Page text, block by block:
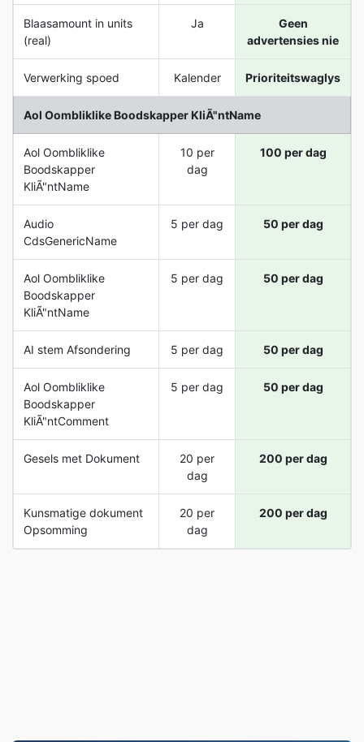
Blaasamount in units
(real)
Ja
Geen
advertensies nie
Verwerking spoed Kalender Prioriteitswaglys
Aol Oombliklike Boodskapper KliÃ"ntName
Aol Oombliklike
Boodskapper
KliÃ"ntName
10 per
dag
100 per dag
Audio
CdsGenericName
5 per dag 50 per dag
Aol Oombliklike
Boodskapper
KliÃ"ntName
5 per dag 50 per dag
AI stem Afsondering 5 per dag 50 per dag
Aol Oombliklike
Boodskapper
KliÃ"ntComment
5 per dag 50 per dag
Gesels met Dokument
20 per
dag
200 per dag
Kunsmatige dokument
Opsomming
20 per
dag
200 per dag